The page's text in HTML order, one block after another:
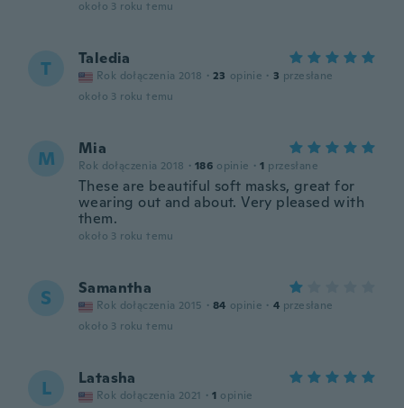
około 3 roku temu
T Taledia
Rok dołączenia 2018 · 23 opinie · 3 przesłane
około 3 roku temu
M Mia
Rok dołączenia 2018 · 186 opinie · 1 przesłane
These are beautiful soft masks, great for
wearing out and about. Very pleased with
them.
około 3 roku temu
S Samantha
Rok dołączenia 2015 · 84 opinie · 4 przesłane
około 3 roku temu
L Latasha
Rok dołączenia 2021 · 1 opinie